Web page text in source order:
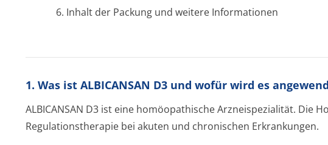
6. Inhalt der Packung und weitere Informationen
1. Was ist ALBICANSAN D3 und wofür wird es
ALBICANSAN D3 ist eine homöopathische Arzneispezialität. Die
Regulationstherapie bei akuten und chronischen Erkrankungen.